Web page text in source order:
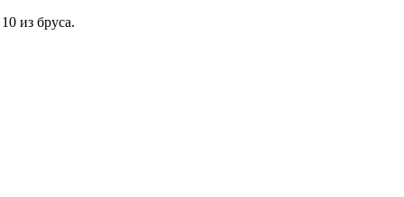
из бруса.